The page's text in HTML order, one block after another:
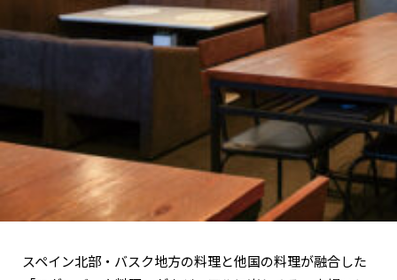
スペイン北部・バスク地方の料理と他国の料理が融合した